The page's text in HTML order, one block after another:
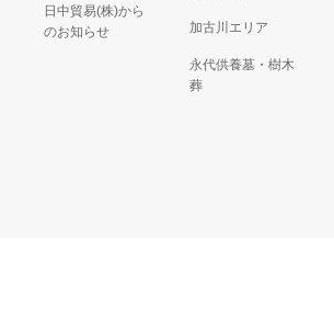
日中貿易(株)から
のお知らせ
加古川エリア
永代供養墓・樹木
葬